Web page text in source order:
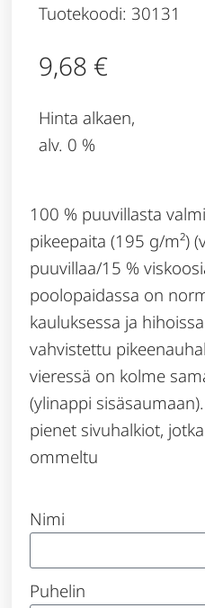
Tuotekoodi: 30131
9,68 €
Hinta alkaen,
alv. 0 %
100 % puuvillasta
pikeepaita (195 g/m²)
puuvillaa/15 %
poolopaidassa on
kauluksessa ja
vahvistettu
vieressä on kolme
(ylinappi
pienet sivuhalkiot,
ommeltu
Nimi
Puhelin